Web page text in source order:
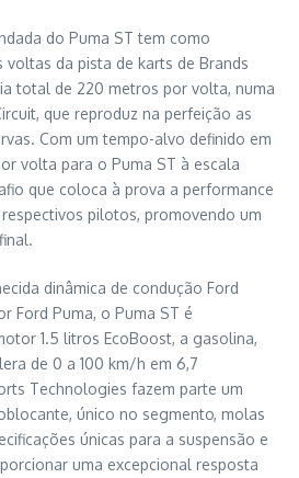
do Puma ST tem como
da pista de karts de Brands
total de 220 metros por volta, numa
que reproduz na perfeição as
Com um tempo-alvo definido em
volta para o Puma ST à escala
que coloca à prova a performance
pilotos, promovendo um
dinâmica de condução Ford
Ford Puma, o Puma ST é
1.5 litros EcoBoost, a gasolina,
de 0 a 100 km/h em 6,7
Technologies fazem parte um
único no segmento, molas
únicas para a suspensão e
uma excepcional resposta